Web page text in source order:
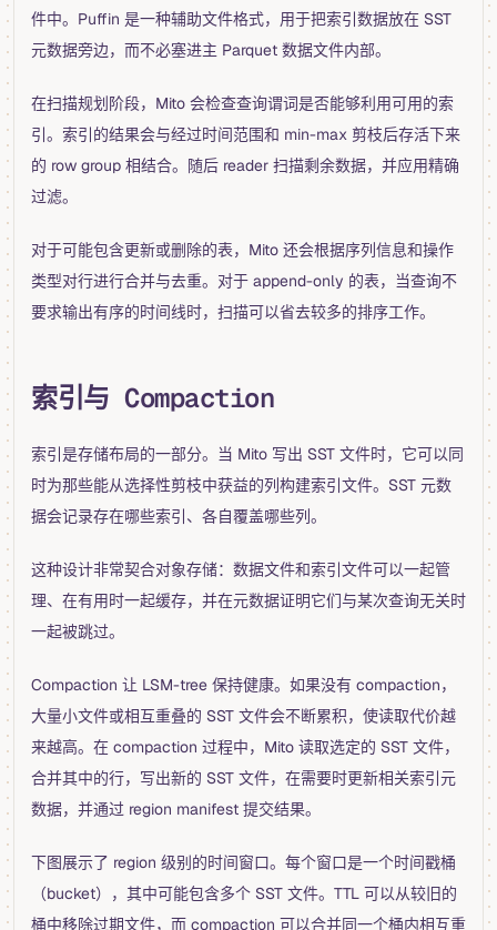
件中。Puffin 是一种辅助文件格式，用于把索引数据放在 SST
元数据旁边，而不必塞进主 Parquet 数据文件内部。
在扫描规划阶段，Mito 会检查查询谓词是否能够利用可用的索
引。索引的结果会与经过时间范围和 min-max 剪枝后存活下来
的 row group 相结合。随后 reader 扫描剩余数据，并应用精确
过滤。
对于可能包含更新或删除的表，Mito 还会根据序列信息和操作
类型对行进行合并与去重。对于 append-only 的表，当查询不
要求输出有序的时间线时，扫描可以省去较多的排序工作。
索引与 Compaction
索引是存储布局的一部分。当 Mito 写出 SST 文件时，它可以同
时为那些能从选择性剪枝中获益的列构建索引文件。SST 元数
据会记录存在哪些索引、各自覆盖哪些列。
这种设计非常契合对象存储：数据文件和索引文件可以一起管
理、在有用时一起缓存，并在元数据证明它们与某次查询无关时
一起被跳过。
Compaction 让 LSM-tree 保持健康。如果没有 compaction，
大量小文件或相互重叠的 SST 文件会不断累积，使读取代价越
来越高。在 compaction 过程中，Mito 读取选定的 SST 文件，
合并其中的行，写出新的 SST 文件，在需要时更新相关索引元
数据，并通过 region manifest 提交结果。
下图展示了 region 级别的时间窗口。每个窗口是一个时间戳桶
（bucket），其中可能包含多个 SST 文件。TTL 可以从较旧的
桶中移除过期文件，而 compaction 可以合并同一个桶内相互重